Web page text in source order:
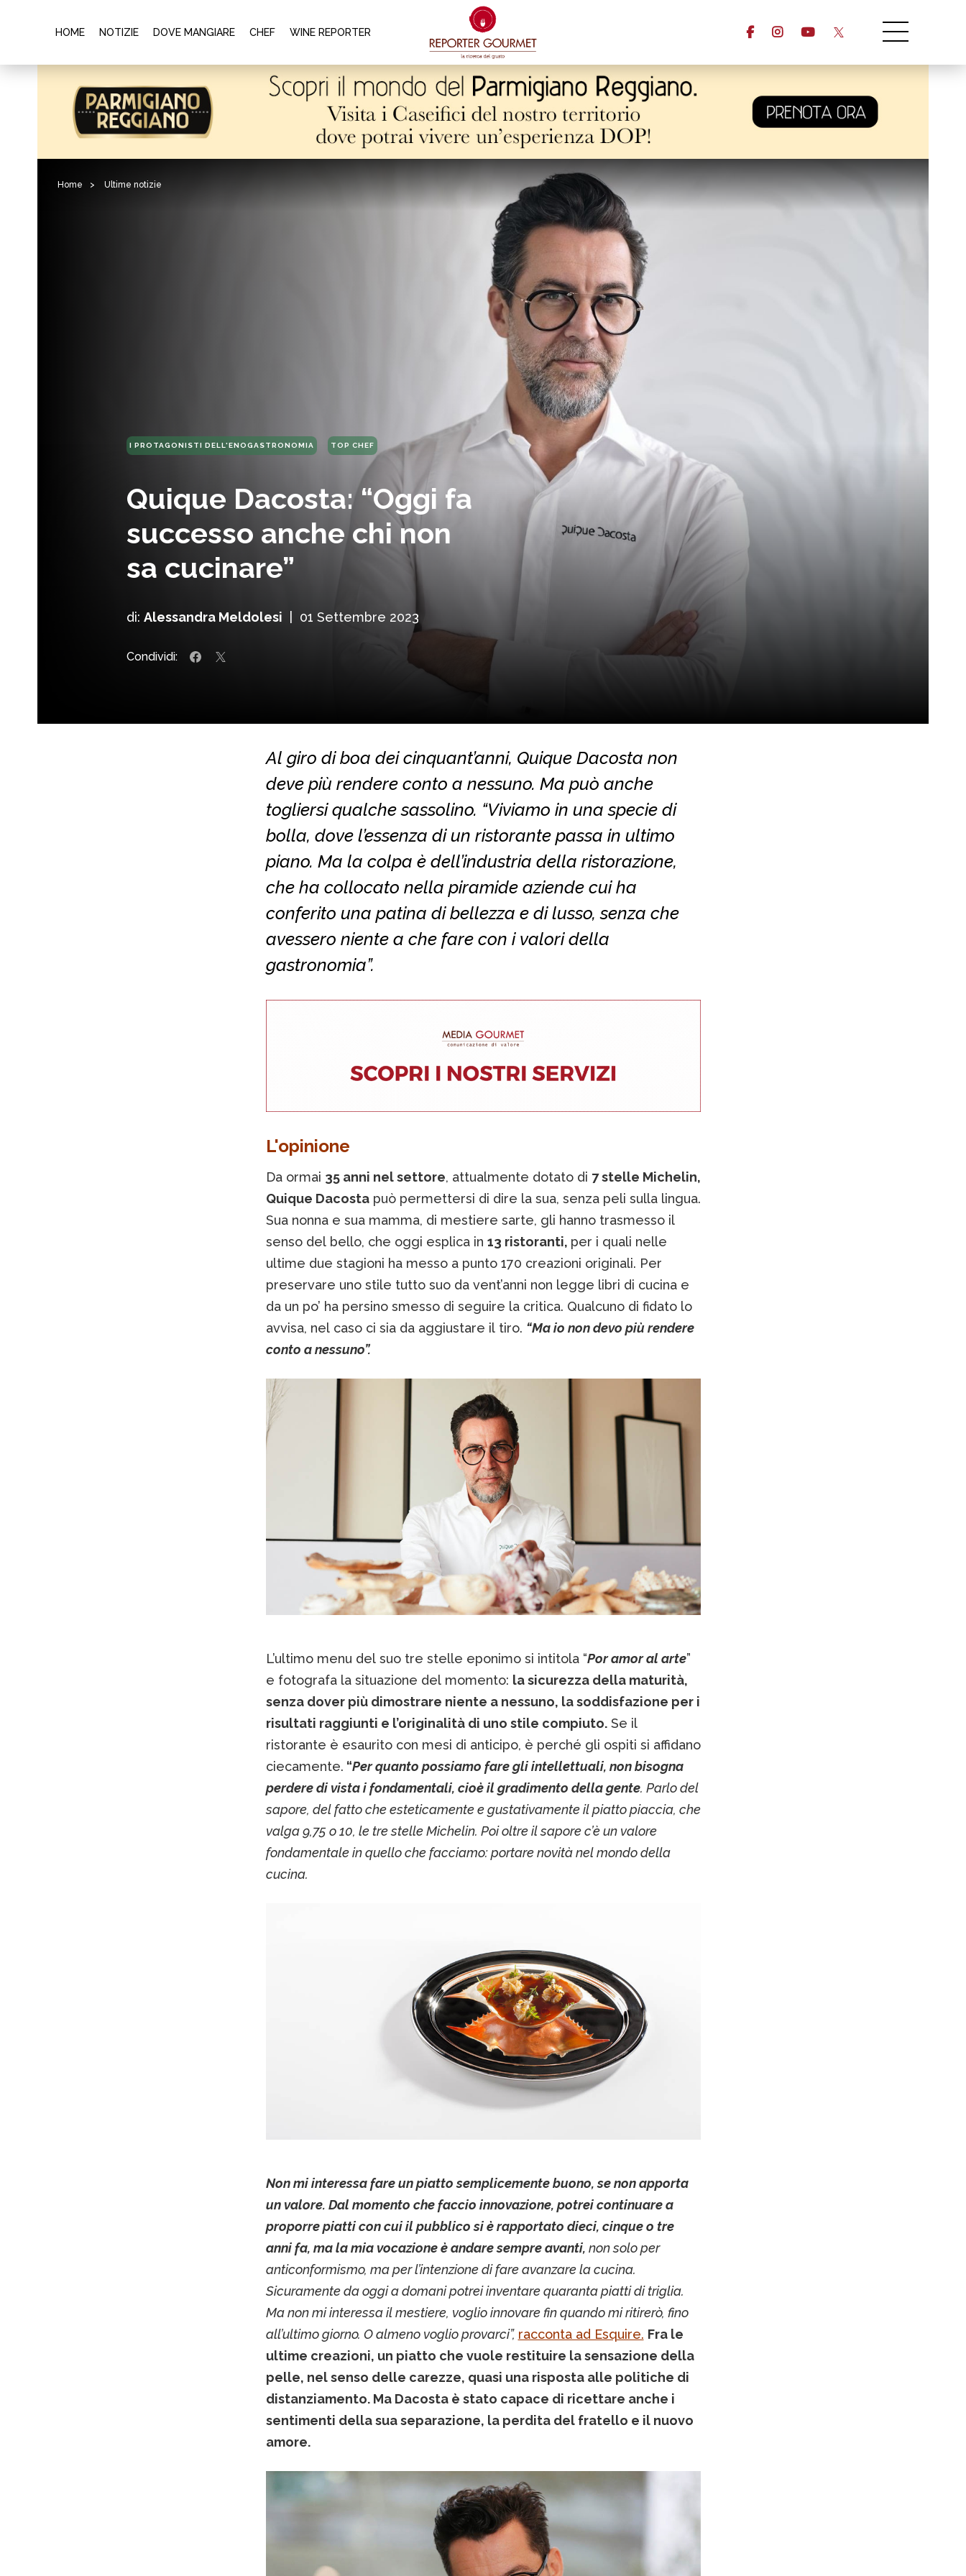
HOME NOTIZIE DOVE MANGIARE CHEF WINE REPORTER
Home > Ultime notizie
I PROTAGONISTI DELL'ENOGASTRONOMIA TOP CHEF
Quique Dacosta: “Oggi fa
successo anche chi non
sa cucinare”
di: Alessandra Meldolesi 01 Settembre 2023
Condividi:
Al giro di boa dei cinquant’anni, Quique Dacosta non
deve più rendere conto a nessuno. Ma può anche
togliersi qualche sassolino. “Viviamo in una specie di
bolla, dove l’essenza di un ristorante passa in ultimo
piano. Ma la colpa è dell’industria della ristorazione,
che ha collocato nella piramide aziende cui ha
conferito una patina di bellezza e di lusso, senza che
avessero niente a che fare con i valori della
gastronomia”.
L'opinione
Da ormai 35 anni nel settore, attualmente dotato di 7 stelle Michelin,
Quique Dacostapuò permettersi di dire la sua, senza peli sulla lingua.
Sua nonna e sua mamma, di mestiere sarte, gli hanno trasmesso il
senso del bello, che oggi esplica in 13 ristoranti, per i quali nelle
ultime due stagioni ha messo a punto 170 creazioni originali. Per
preservare uno stile tutto suo da vent’anni non legge libri di cucina e
da un po’ ha persino smesso di seguire la critica. Qualcuno di fidato lo
avvisa, nel caso ci sia da aggiustare il tiro. “Ma io non devo più rendere
conto a nessuno”.
L’ultimo menu del suo tre stelle eponimo si intitola “Por amor al arte”
e fotografa la situazione del momento: la sicurezza della maturità,
senza dover più dimostrare niente a nessuno, la soddisfazione per i
risultati raggiunti e l’originalità di uno stile compiuto.Se il
ristorante è esaurito con mesi di anticipo, è perché gli ospiti si affidano
ciecamente. “Per quanto possiamo fare gli intellettuali, non bisogna
perdere di vista i fondamentali, cioè il gradimento della gente. Parlo del
sapore, del fatto che esteticamente e gustativamente il piatto piaccia, che
valga 9,75 o 10, le tre stelle Michelin. Poi oltre il sapore c’è un valore
fondamentale in quello che facciamo: portare novità nel mondo della
cucina.
Non mi interessa fare un piatto semplicemente buono, se non apporta
un valore. Dal momento che faccio innovazione, potrei continuare a
proporre piatti con cui il pubblico si è rapportato dieci, cinque o tre
anni fa, ma la mia vocazione è andare sempre avanti, non solo per
anticonformismo, ma per l’intenzione di fare avanzare la cucina.
Sicuramente da oggi a domani potrei inventare quaranta piatti di triglia.
Ma non mi interessa il mestiere, voglio innovare fin quando mi ritirerò, fino
all’ultimo giorno. O almeno voglio provarci”, racconta ad Esquire. Fra le
ultime creazioni, un piatto che vuole restituire la sensazione della
pelle, nel senso delle carezze, quasi una risposta alle politiche di
distanziamento. Ma Dacosta è stato capace di ricettare anche i
sentimenti della sua separazione, la perdita del fratello e il nuovo
amore.